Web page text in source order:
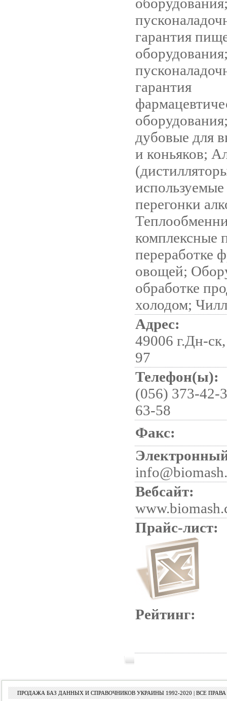
гарантия
гарантия
дубовые для
и коньяков;
используемые
перегонки
комплексные
переработке
овощей;
обработке
холодом;
Адрес:
49006 г.Дн-
97
Телефон(ы):
(056) 373-42-
63-58
Факс:
Вебсайт:
Прайс-лист:
Рейтинг:
ПРОДАЖА БАЗ ДАННЫХ И СПРАВОЧНИКОВ УКРАИНЫ 1992-2020 | ВСЕ